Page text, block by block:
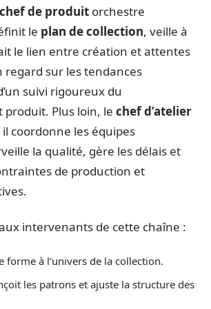
chef de produit orchestre
le plan de collection, veille à
le lien entre création et attentes
regard sur les tendances
suivi rigoureux du
Plus loin, le chef d’atelier
coordonne les équipes
la qualité, gère les délais et
de production et
intervenants de cette chaîne :
forme à l’univers de la collection.
les patrons et ajuste la structure des